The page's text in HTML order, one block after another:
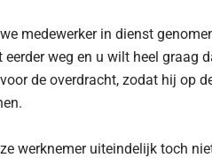
medewerker in dienst
weg en u wilt heel graag
de overdracht, zodat hij op
werknemer uiteindelijk toch